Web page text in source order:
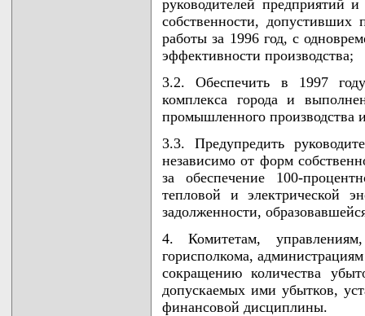
руководителей предприятий
собственности, допустивших
работы за 1996 год, с
эффективности производства;
3.2. Обеспечить в 1997
комплекса города и
промышленного производства
3.3. Предупредить
независимо от форм
за обеспечение 100-
тепловой и электрической
задолженности,
4. Комитетам,
горисполкома,
сокращению количества
допускаемых ими убытков,
финансовой дисциплины.